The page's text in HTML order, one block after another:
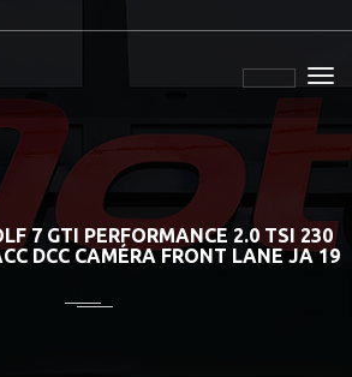
7 GTI PERFORMANCE 2.0 TSI 230
DCC CAMÉRA FRONT LANE JA 19